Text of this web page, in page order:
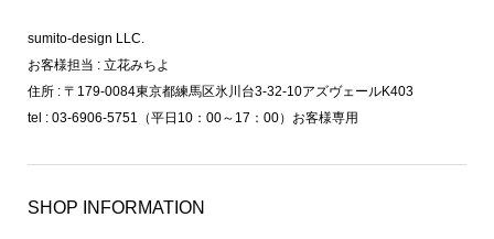
sumito-design LLC.
お客様担当 : 立花みちよ
住所 : 〒179-0084東京都練馬区氷川台3-32-10アズヴェールK403
tel : 03-6906-5751（平日10：00～17：00）お客様専用
SHOP INFORMATION